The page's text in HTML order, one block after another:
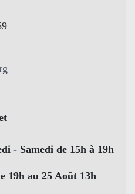
- Samedi de 15h à 19h
19h au 25 Août 13h